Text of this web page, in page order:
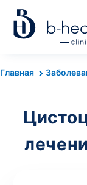
Главная
Стоимость